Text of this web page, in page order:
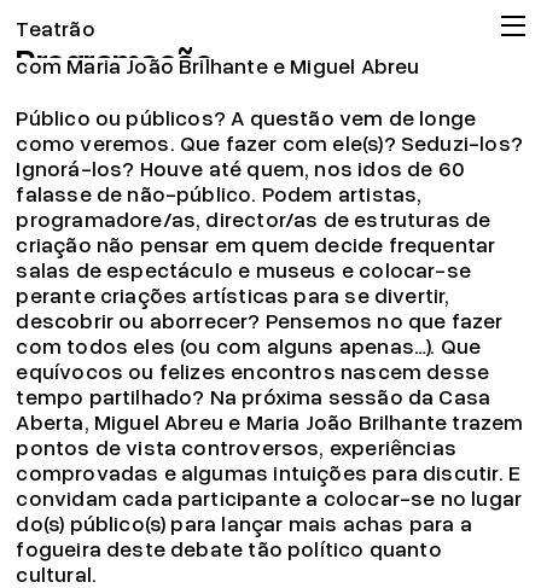
Teatrão
Programação
Associação
Circulação
Projeto pedagógico
Arquivo
OMT
Apoios
Bilheteira
© 2026 Teatrão – Companhia de Teatro, Coimbra
19.04.26
Já pode consignar o seu IRS!
Ler mais
Regresso aos públicos
com Maria João Brilhante e Miguel Abreu
Público ou públicos? A questão vem de longe
como veremos. Que fazer com ele(s)? Seduzi-los?
Ignorá-los? Houve até quem, nos idos de 60
falasse de não-público. Podem artistas,
programadore/as, director/as de estruturas de
criação não pensar em quem decide frequentar
salas de espectáculo e museus e colocar-se
perante criações artísticas para se divertir,
descobrir ou aborrecer? Pensemos no que fazer
com todos eles (ou com alguns apenas…). Que
equívocos ou felizes encontros nascem desse
tempo partilhado? Na próxima sessão da Casa
Aberta, Miguel Abreu e Maria João Brilhante trazem
pontos de vista controversos, experiências
comprovadas e algumas intuições para discutir. E
convidam cada participante a colocar-se no lugar
do(s) público(s) para lançar mais achas para a
fogueira deste debate tão político quanto
cultural.